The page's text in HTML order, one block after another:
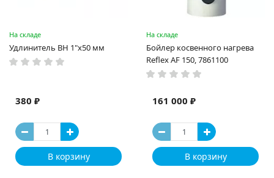
На складе
Удлинитель ВН 1"x50 мм
380 ₽
В корзину
На складе
Бойлер косвенного нагрева
Reflex AF 150, 7861100
161 000 ₽
В корзину